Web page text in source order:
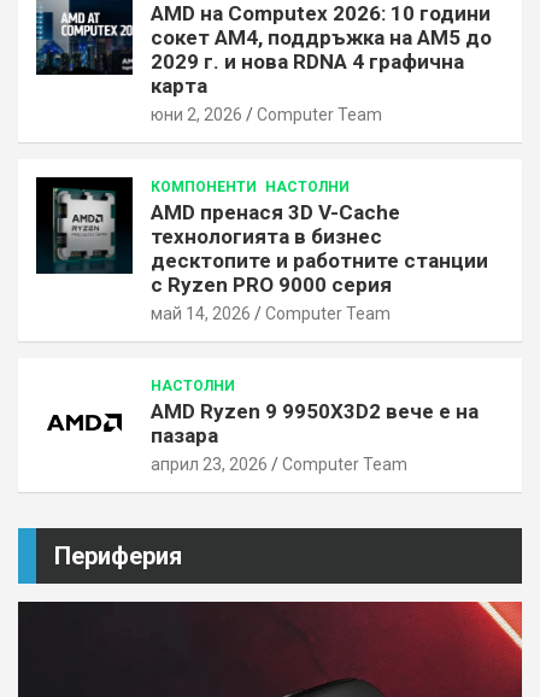
AMD на Computex 2026: 10 години
сокет AM4, поддръжка на AM5 до
2029 г. и нова RDNA 4 графична
карта
юни 2, 2026 Computer Team
КОМПОНЕНТИ НАСТОЛНИ
AMD пренася 3D V-Cache
технологията в бизнес
десктопите и работните станции
с Ryzen PRO 9000 серия
май 14, 2026 Computer Team
НАСТОЛНИ
AMD Ryzen 9 9950X3D2 вече е на
пазара
април 23, 2026 Computer Team
Периферия